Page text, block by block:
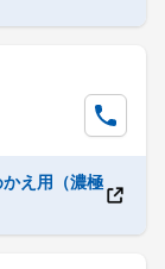
え用（濃極